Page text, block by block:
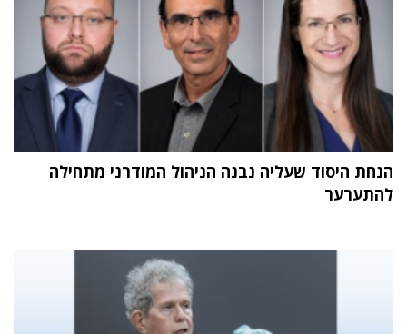
הנחת היסוד שעליה נבנה הניהול המודרני מתחילה
להתערער